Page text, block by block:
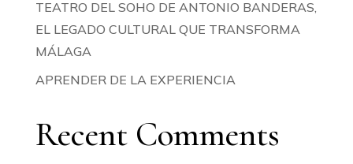
TEATRO DEL SOHO DE ANTONIO BANDERAS,
EL LEGADO CULTURAL QUE TRANSFORMA
MÁLAGA
APRENDER DE LA EXPERIENCIA
Recent Comments